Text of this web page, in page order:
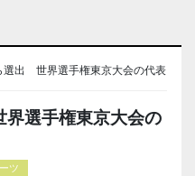
選出 世界選手権東京大会の代表
選手権東京大会の
ツ